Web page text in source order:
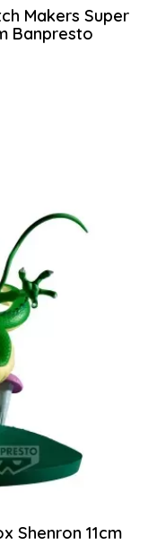
Makers Super
Banpresto
Shenron 11cm